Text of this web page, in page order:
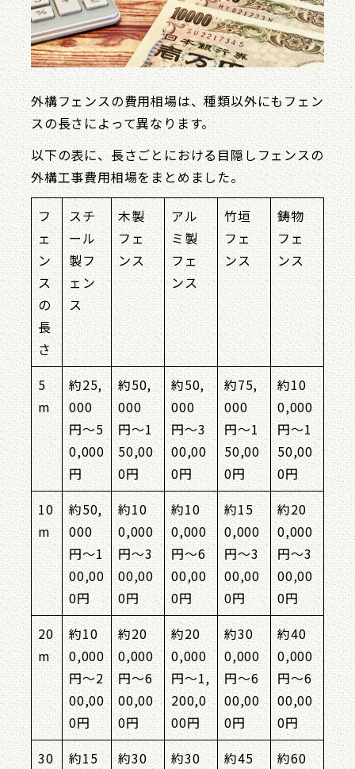
外構フェンスの費用相場は、種類以外にもフェン
スの長さによって異なります。
以下の表に、長さごとにおける目隠しフェンスの
外構工事費用相場をまとめました。
フ
ェ
ン
ス
の
長
さ
スチ
ール
製フ
ェン
ス
木製
フェ
ンス
アル
ミ製
フェ
ンス
竹垣
フェ
ンス
鋳物
フェ
ンス
5
m
約25,
000
円〜5
0,000
円
約50,
000
円〜1
50,00
0円
約50,
000
円〜3
00,00
0円
約75,
000
円〜1
50,00
0円
約10
0,000
円〜1
50,00
0円
10
m
約50,
000
円〜1
00,00
0円
約10
0,000
円〜3
00,00
0円
約10
0,000
円〜6
00,00
0円
約15
0,000
円〜3
00,00
0円
約20
0,000
円〜3
00,00
0円
20
m
約10
0,000
円〜2
00,00
0円
約20
0,000
円〜6
00,00
0円
約20
0,000
円〜1,
200,0
00円
約30
0,000
円〜6
00,00
0円
約40
0,000
円〜6
00,00
0円
30
約15
約30
約30
約45
約60